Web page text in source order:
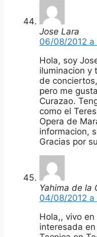
Jose Lara
06/08/2012
Hola, soy
iluminacion y
de
pero me
Curazao.
como el
Opera de
informacion,
Gracias por
Yahima de la
04/08/2012
Hola,, vivo
interesada